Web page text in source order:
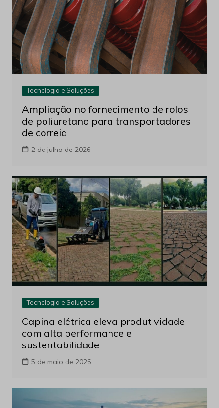
Tecnologia e Soluções
Ampliação no fornecimento de rolos
de poliuretano para transportadores
de correia
2 de julho de 2026
Tecnologia e Soluções
Capina elétrica eleva produtividade
com alta performance e
sustentabilidade
5 de maio de 2026